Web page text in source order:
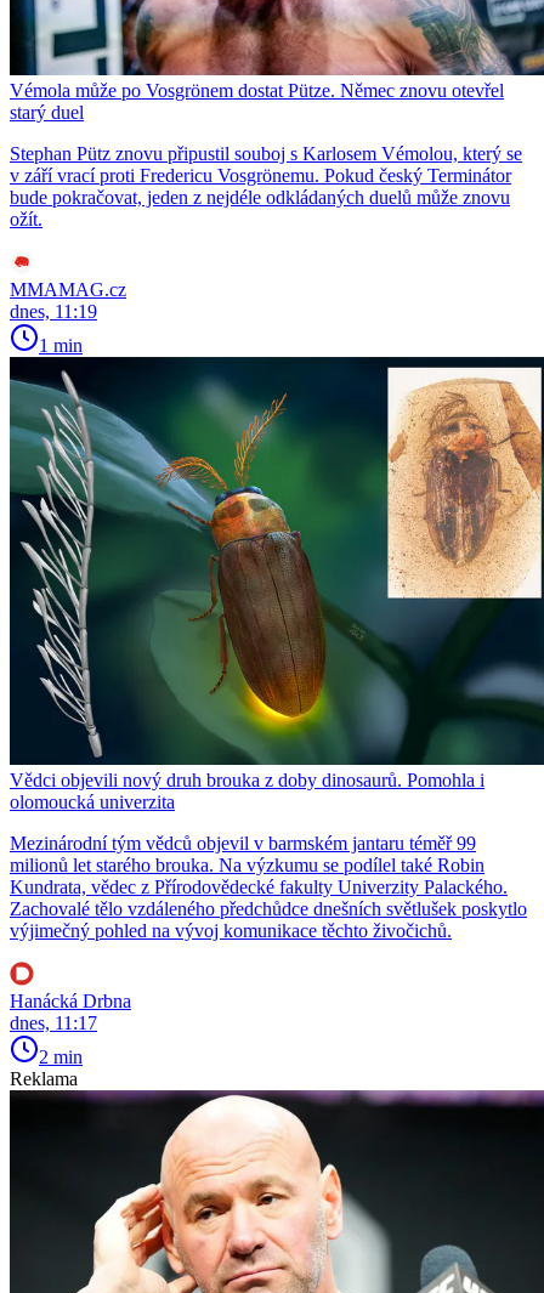
Vémola může po Vosgrönem dostat Pütze. Němec znovu otevřel
starý duel
Stephan Pütz znovu připustil souboj s Karlosem Vémolou, který se
v září vrací proti Fredericu Vosgrönemu. Pokud český Terminátor
bude pokračovat, jeden z nejdéle odkládaných duelů může znovu
ožít.
MMAMAG.cz
dnes, 11:19
1 min
Vědci objevili nový druh brouka z doby dinosaurů. Pomohla i
olomoucká univerzita
Mezinárodní tým vědců objevil v barmském jantaru téměř 99
milionů let starého brouka. Na výzkumu se podílel také Robin
Kundrata, vědec z Přírodovědecké fakulty Univerzity Palackého.
Zachovalé tělo vzdáleného předchůdce dnešních světlušek poskytlo
výjimečný pohled na vývoj komunikace těchto živočichů.
Hanácká Drbna
dnes, 11:17
2 min
Reklama